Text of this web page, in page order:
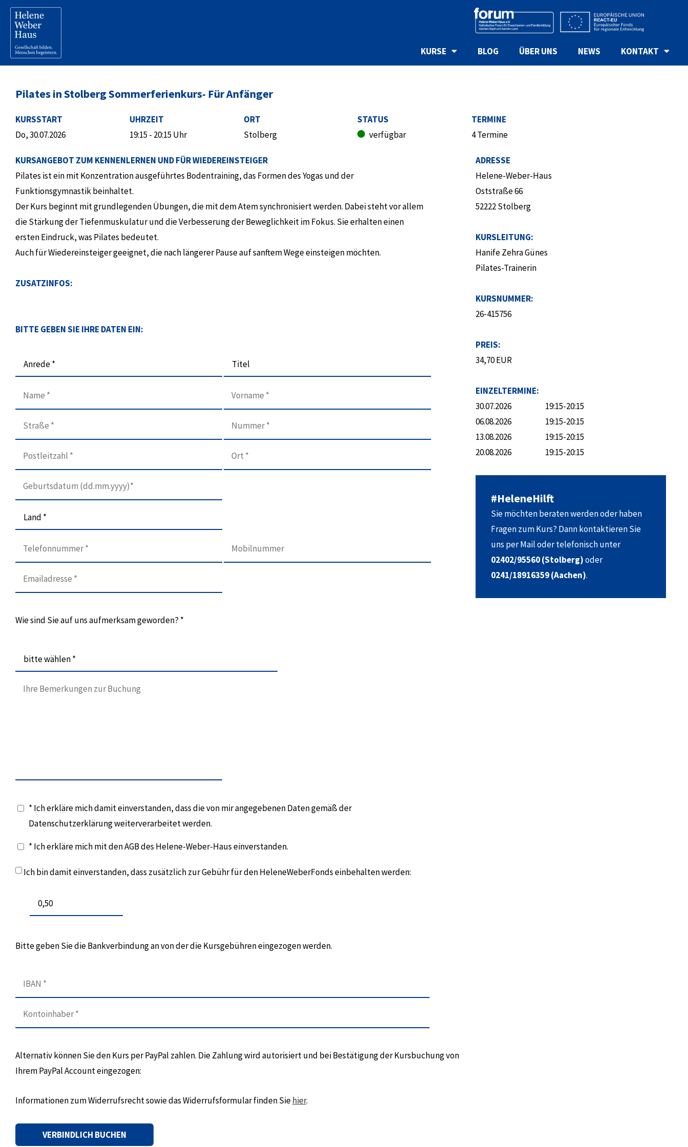
KURSE BLOG ÜBER UNS NEWS KONTAKT
Pilates in Stolberg Sommerferienkurs- Für Anfänger
KURSSTART UHRZEIT ORT STATUS
TERMINE
Do, 30.07.2026
19:15 - 20:15 Uhr Stolberg verfügbar 4 Termine
KURSANGEBOT ZUM KENNENLERNEN UND FÜR WIEDEREINSTEIGER
Pilates ist ein mit Konzentration ausgeführtes Bodentraining, das Formen des Yogas und der
Funktionsgymnastik beinhaltet.
Der Kurs beginnt mit grundlegenden Übungen, die mit dem Atem synchronisiert werden. Dabei steht vor allem
die Stärkung der Tiefenmuskulatur und die Verbesserung der Beweglichkeit im Fokus. Sie erhalten einen
ersten Eindruck, was Pilates bedeutet.
Auch für Wiedereinsteiger geeignet, die nach längerer Pause auf sanftem Wege einsteigen möchten.
ZUSATZINFOS:
BITTE GEBEN SIE IHRE DATEN EIN:
Anrede * Titel
Land *
Wie sind Sie auf uns aufmerksam geworden? *
bitte wählen *
* Ich erkläre mich damit einverstanden, dass die von mir angegebenen Daten gemäß der
Datenschutzerklärung weiterverarbeitet werden.
* Ich erkläre mich mit den AGB des Helene-Weber-Haus einverstanden.
Ich bin damit einverstanden, dass zusätzlich zur Gebühr für den HeleneWeberFonds einbehalten werden:
Bitte geben Sie die Bankverbindung an von der die Kursgebühren eingezogen werden.
Alternativ können Sie den Kurs per PayPal zahlen. Die Zahlung wird autorisiert und bei Bestätigung der Kursbuchung von
Ihrem PayPal Account eingezogen:
Informationen zum Widerrufsrecht sowie das Widerrufsformular finden Siehier.
ADRESSE
Helene-Weber-Haus
Oststraße 66
52222 Stolberg
KURSLEITUNG:
Hanife Zehra Günes
Pilates-Trainerin
KURSNUMMER:
26-415756
PREIS:
34,70 EUR
EINZELTERMINE:
30.07.2026
19:15-20:15
06.08.2026
19:15-20:15
13.08.2026
19:15-20:15
20.08.2026
19:15-20:15
#HeleneHilft
Sie möchten beraten werden oder haben
Fragen zum Kurs? Dann kontaktieren Sie
uns per Mail oder telefonisch unter
02402/95560 (Stolberg)oder
0241/18916359 (Aachen).